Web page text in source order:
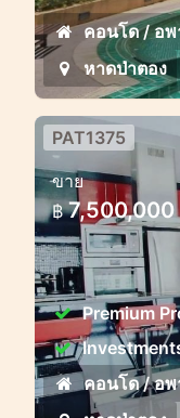
คอนโด / อพ
หาดป่าตอง
อพาร์ทเม้น
ป่าตอง ใกล้
PAT1375
ขาย
฿ 7,500,000
Premium
คอนโด / อพ